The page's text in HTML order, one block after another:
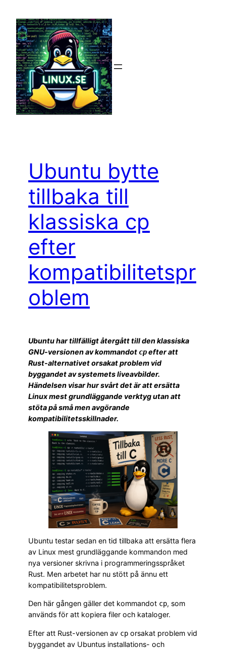
innehåll
Ubuntu bytte
tillbaka till
klassiska cp
efter
kompatibilitetspr
oblem
Ubuntu har tillfälligt återgått till den klassiska
GNU-versionen av kommandot cpefter att
Rust-alternativet orsakat problem vid
byggandet av systemets liveavbilder.
Händelsen visar hur svårt det är att ersätta
Linux mest grundläggande verktyg utan att
stöta på små men avgörande
kompatibilitetsskillnader.
Ubuntu testar sedan en tid tillbaka att ersätta flera
av Linux mest grundläggande kommandon med
nya versioner skrivna i programmeringsspråket
Rust. Men arbetet har nu stött på ännu ett
kompatibilitetsproblem.
Den här gången gäller det kommandot cp, som
används för att kopiera filer och kataloger.
Efter att Rust-versionen av cp orsakat problem vid
byggandet av Ubuntus installations- och